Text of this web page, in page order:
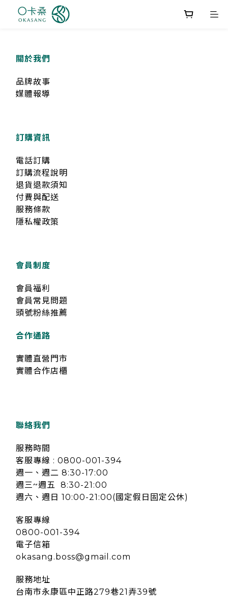
關於我們
品牌故事
媒體報導
訂購資訊
電話訂購
訂購流程說明
退貨退款須知
付費與配送
服務條款
隱私權政策
會員制度
會員福利
會員常見問題
頭號粉絲推薦
合作通路
實體直營門市
實體合作店櫃
聯絡我們
服務時間
客服專線 : 0800-001-394
週一、週二 8:30-17:00
週三~週五 8:30-21:00
週六、週日 10:00-21:00(國定假日固定公休)
客服專線
0800-001-394
電子信箱
okasang.boss@gmail.com
服務地址
台南市永康區中正路279巷21弄39號